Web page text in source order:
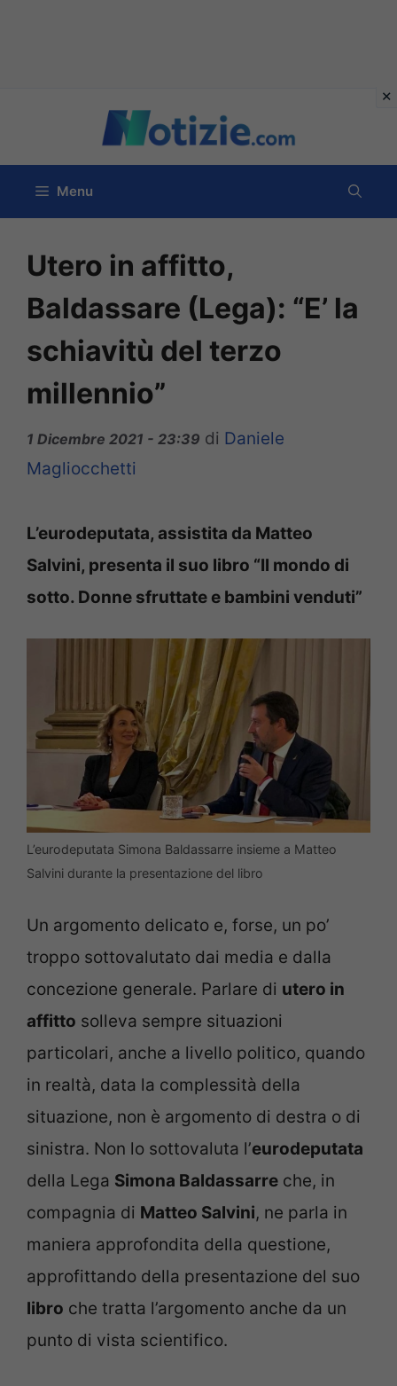
contenuto
Menu
Utero in affitto,
Baldassare (Lega): “E’ la
schiavitù del terzo
millennio”
1 Dicembre 2021 - 23:39 di Daniele
Magliocchetti
L’eurodeputata, assistita da Matteo
Salvini, presenta il suo libro “Il mondo di
sotto. Donne sfruttate e bambini venduti”
L’eurodeputata Simona Baldassarre insieme a Matteo
Salvini durante la presentazione del libro
Un argomento delicato e, forse, un po’
troppo sottovalutato dai media e dalla
concezione generale. Parlare di utero in
affitto solleva sempre situazioni
particolari, anche a livello politico, quando
in realtà, data la complessità della
situazione, non è argomento di destra o di
sinistra. Non lo sottovaluta l’eurodeputata
della Lega Simona Baldassarre che, in
compagnia di Matteo Salvini, ne parla in
maniera approfondita della questione,
approfittando della presentazione del suo
libro che tratta l’argomento anche da un
punto di vista scientifico.